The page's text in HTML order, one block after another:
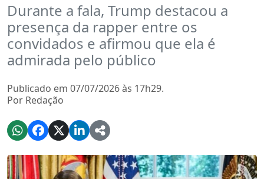
Durante a fala, Trump destacou a
presença da rapper entre os
convidados e afirmou que ela é
admirada pelo público
Publicado em 07/07/2026 às 17h29.
Por Redação